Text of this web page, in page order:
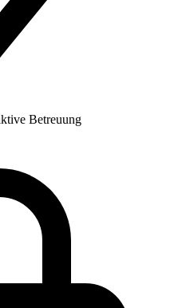
Betreuung